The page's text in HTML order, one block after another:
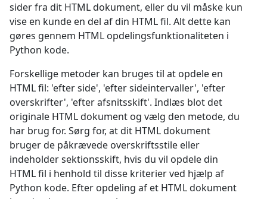
sider fra dit HTML dokument, eller du vil måske kun
vise en kunde en del af din HTML fil. Alt dette kan
gøres gennem HTML opdelingsfunktionaliteten i
Python kode.
Forskellige metoder kan bruges til at opdele en
HTML fil: 'efter side', 'efter sideintervaller', 'efter
overskrifter', 'efter afsnitsskift'. Indlæs blot det
originale HTML dokument og vælg den metode, du
har brug for. Sørg for, at dit HTML dokument
bruger de påkrævede overskriftsstile eller
indeholder sektionsskift, hvis du vil opdele din
HTML fil i henhold til disse kriterier ved hjælp af
Python kode. Efter opdeling af et HTML dokument